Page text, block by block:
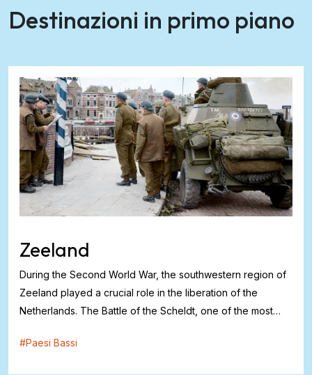
Destinazioni in primo piano
Zeeland
During the Second World War, the southwestern region of
Zeeland played a crucial role in the liberation of the
Netherlands. The Battle of the Scheldt, one of the most
the autumn of 1944. Allied forces, including Canadian,
#Paesi Bassi